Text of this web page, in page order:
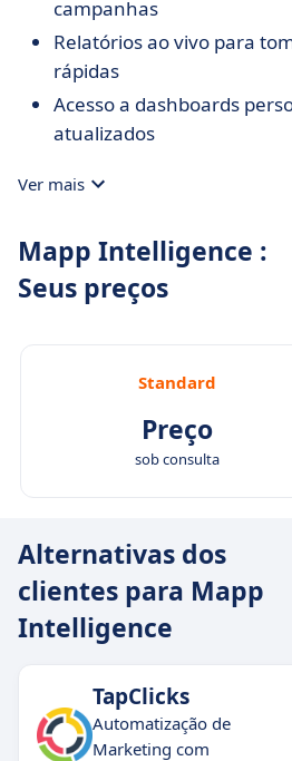
campanhas
Relatórios ao vivo para
rápidas
Acesso a dashboards
atualizados
Ver mais
Mapp Intelligence :
Seus preços
Standard
Preço
sob consulta
Alternativas dos
clientes para Mapp
Intelligence
TapClicks
Automatização de
Marketing com